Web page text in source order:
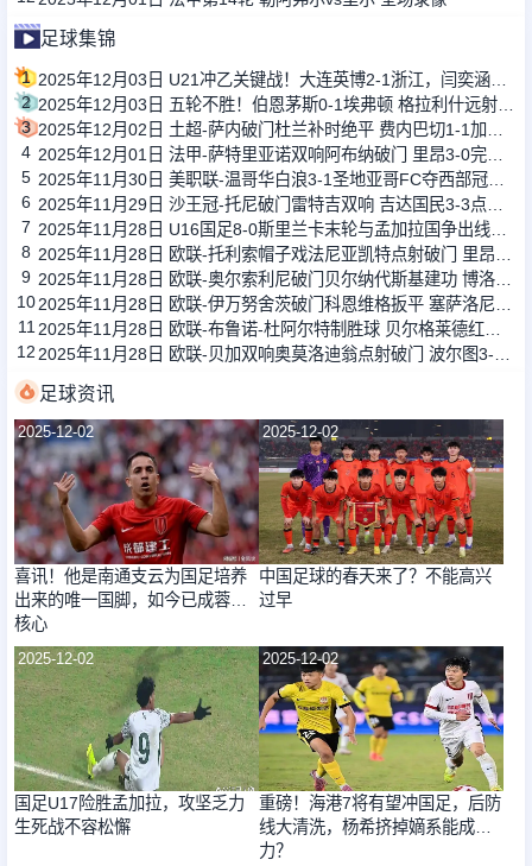
足球集锦
1
2
3
4
5
6
7
8
9
10
11
12
足球资讯
2025-12-02
喜讯！他是南通支云为国足培养
出来的唯一国脚，如今已成蓉城
核心
2025-12-02
中国足球的春天来了？不能高兴
过早
2025-12-02
国足U17险胜孟加拉，攻坚乏力
生死战不容松懈
2025-12-02
重磅！海港7将有望冲国足，后防
线大清洗，杨希挤掉嫡系能成主
力？